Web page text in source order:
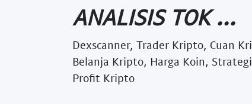
ANALISIS TOK ...
Dexscanner, Trader Kripto, Cuan
Belanja Kripto, Harga Koin,
Profit Kripto